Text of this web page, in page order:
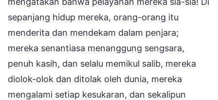
sepanjang hidup mereka, orang-orang itu
menderita dan mendekam dalam penjara;
mereka senantiasa menanggung sengsara,
penuh kasih, dan selalu memikul salib, mereka
diolok-olok dan ditolak oleh dunia, mereka
mengalami setiap kesukaran, dan sekalipun